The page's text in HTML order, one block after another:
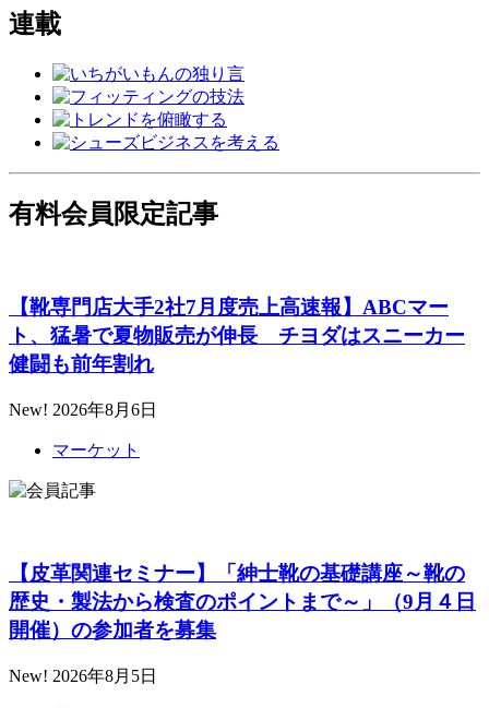
連載
有料会員限定記事
【靴専門店大手2社7月度売上高速報】ABCマー
ト、猛暑で夏物販売が伸長 チヨダはスニーカー
健闘も前年割れ
New! 2026年8月6日
マーケット
【皮革関連セミナー】「紳士靴の基礎講座～靴の
歴史・製法から検査のポイントまで～」（9月４日
開催）の参加者を募集
New! 2026年8月5日